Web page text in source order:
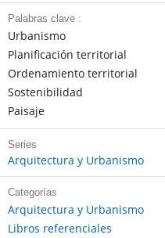
Palabras clave :
Urbanismo
Planificación territorial
Ordenamiento territorial
Sostenibilidad
Paisaje
Series
Arquitectura y Urbanismo
Categorías
Arquitectura y Urbanismo
Libros referenciales